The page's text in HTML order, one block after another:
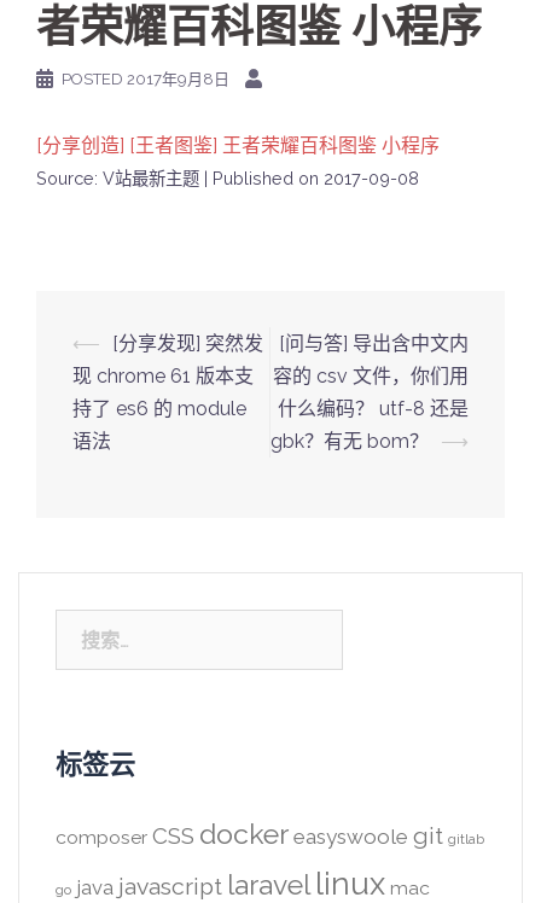
者荣耀百科图鉴 小程序
POSTED 2017年9月8日
[分享创造] [王者图鉴] 王者荣耀百科图鉴 小程序
Source: V站最新主题 Published on 2017-09-08
Post
navigation
⟵
[分享发现] 突然发
现 chrome 61 版本支
持了 es6 的 module
语法
[问与答] 导出含中文内
容的 csv 文件，你们用
什么编码？ utf-8 还是
gbk？有无 bom？
⟶
索：
标签云
composer CSS docker easyswoole git gitlab
go java javascript laravel linux mac